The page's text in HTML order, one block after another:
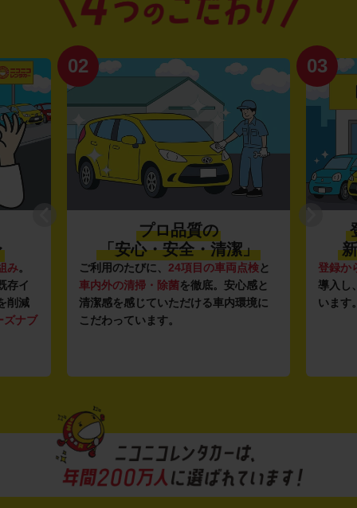
み。
存イ
削減
ズナブ
02
プロ品質の
「安心・安全・清潔」
ご利用のたびに、 24項目の車両点検と
車内外の清掃・除菌を徹底。安心感と
清潔感を感じていただける車内環境に
こだわっています。
03
登録か
導入し
います